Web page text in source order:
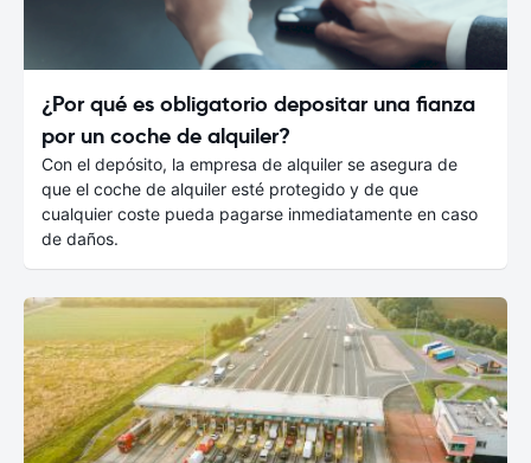
¿Por qué es obligatorio depositar una fianza
por un coche de alquiler?
Con el depósito, la empresa de alquiler se asegura de
que el coche de alquiler esté protegido y de que
cualquier coste pueda pagarse inmediatamente en caso
de daños.